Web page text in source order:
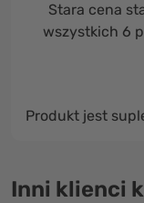
Stara cena
wszystkich 6
Produkt jest
Inni klienci